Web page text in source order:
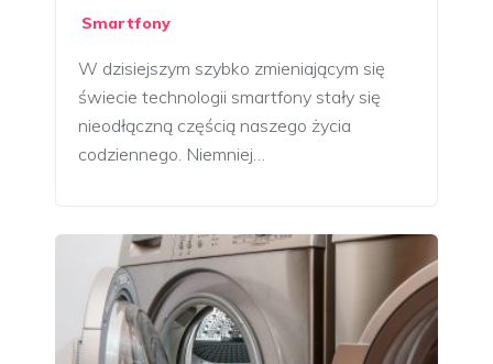
Smartfony
W dzisiejszym szybko zmieniającym się
świecie technologii smartfony stały się
nieodłączną częścią naszego życia
codziennego. Niemniej…